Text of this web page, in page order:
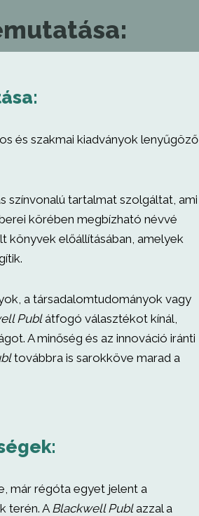
és szakmai kiadványok lenyűgöző
tartalmat szolgáltat, ami
körében megbízható névvé
könyvek előállításában, amelyek
a társadalomtudományok vagy
Publátfogó választékot kínál,
A minőség és az innováció iránti
továbbra is sarokköve marad a
már régóta egyet jelent a
terén. A Blackwell Publazzal a